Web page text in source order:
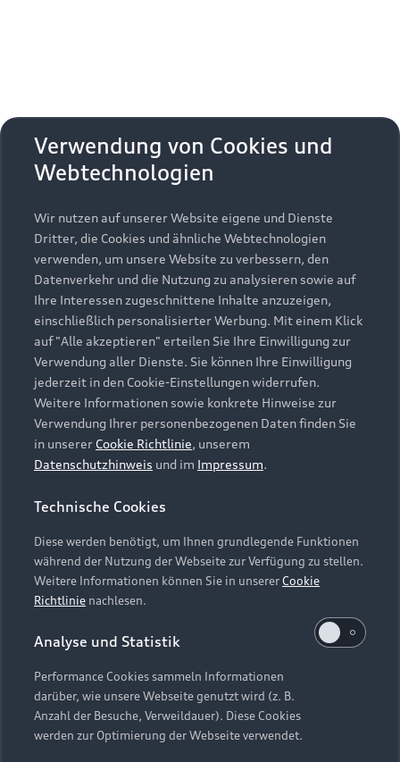
Zurück nach oben
Modelle
Alle Modelle
Modelle vergleichen
Elektromodelle
Plug-in-Hybride
Kaufen & leasen
Neuwagensuche
Gebrauchtwagensuche
Gebrauchtwagen
Finanzierung
Aktionen & Angebote
Geschäftskunden
Service & Zubehör
Saisonale Angebote
Audi Services
Garantie
Audi digital services
myAudi
Support
Kundenservice
Händlersuche
Audi Code
Online-Terminvereinbarung
Servicekontakt
Vertrag widerrufen
Über Audi
Unternehmen
Karriere
Investor Relations
Presse & Media Center
Datenschutz
Audi erleben
Newsletter
Impressum Rechtliches
Hinweisgebersystem
Datenschutzinformation
Cookie-Einstellungen
Cookie-Richtlinie
Barrierefreiheit
Hinweis: Die aktuelle Darstellung und Anordnung der
Embleme am Fahrzeug bei allen Abbildungen auf dieser
Webseite kann abweichen.
Verwendung von Cookies und
Webtechnologien
Wir nutzen auf unserer Website eigene und Dienste
Dritter, die Cookies und ähnliche Webtechnologien
verwenden, um unsere Website zu verbessern, den
Datenverkehr und die Nutzung zu analysieren sowie auf
Ihre Interessen zugeschnittene Inhalte anzuzeigen,
einschließlich personalisierter Werbung. Mit einem Klick
auf "Alle akzeptieren" erteilen Sie Ihre Einwilligung zur
Verwendung aller Dienste. Sie können Ihre Einwilligung
jederzeit in den Cookie-Einstellungen widerrufen.
Weitere Informationen sowie konkrete Hinweise zur
Verwendung Ihrer personenbezogenen Daten finden Sie
in unserer Cookie Richtlinie, unserem
Datenschutzhinweis und im Impressum.
Technische Cookies
Diese werden benötigt, um Ihnen grundlegende Funktionen
während der Nutzung der Webseite zur Verfügung zu stellen.
Weitere Informationen können Sie in unsererCookie
Richtlinie nachlesen.
Analyse und Statistik
Performance Cookies sammeln Informationen
darüber, wie unsere Webseite genutzt wird (z. B.
Anzahl der Besuche, Verweildauer). Diese Cookies
werden zur Optimierung der Webseite verwendet.